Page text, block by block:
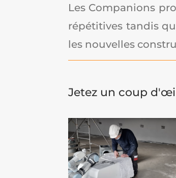
Les Companions
répétitives tandis
les nouvelles
Jetez un coup